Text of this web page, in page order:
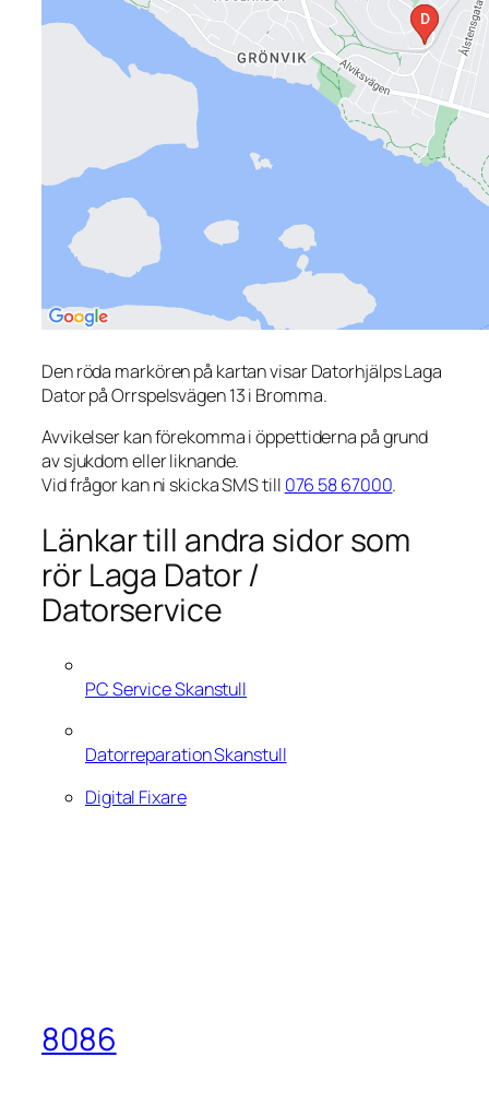
Den röda markören på kartan visar Datorhjälps Laga
Dator på Orrspelsvägen 13 i Bromma.
Avvikelser kan förekomma i öppettiderna på grund
av sjukdom eller liknande.
Vid frågor kan ni skicka SMS till 076 58 67000.
Länkar till andra sidor som
rör Laga Dator /
Datorservice
PC Service Skanstull
Datorreparation Skanstull
Digital Fixare
8086